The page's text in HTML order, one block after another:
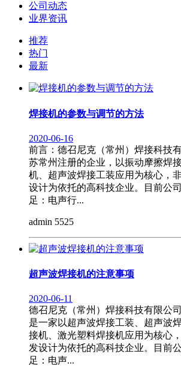
公司动态
业界资讯
推荐
热门
最新
焊接机的参数与调节的方法
2020-06-16
前言：德召尼克（常州）焊接科技
苏常州注册的企业，以振动摩擦焊
机、超声波焊接工装应用为核心，
设计为依托的高科技企业。目前公
足：电声行...
admin 5525
超声波焊接机的注意事项
2020-06-11
德召尼克（常州）焊接科技有限公
是一家以超声波焊接工装、超声波
接机、激光塑料焊接机应用为核心
发设计为依托的高科技企业。目前
足：电声...